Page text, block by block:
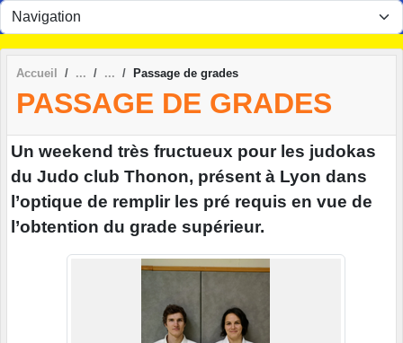
Accueil Passage de grades
PASSAGE DE GRADES
Un weekend très fructueux pour les judokas
du Judo club Thonon, présent à Lyon dans
l’optique de remplir les pré requis en vue de
l’obtention du grade supérieur.
Panneau de gestion des cookies